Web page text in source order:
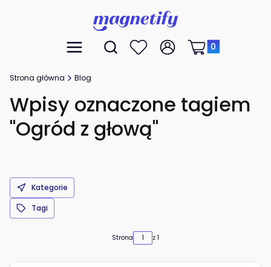
Menu Otwórz wyszukiwarkę
Szukaj UlubioneZaloguj się
Produkty w
Koszyk
Strona główna Blog
Wpisy oznaczone tagiem
"Ogród z głową"
Kategorie
Tagi
Strona z 1